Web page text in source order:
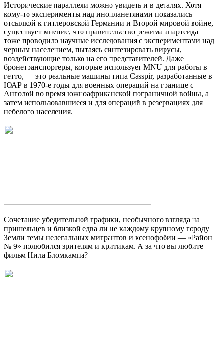
Исторические параллели можно увидеть и в деталях. Хотя
кому-то эксперименты над инопланетянами показались
отсылкой к гитлеровской Германии и Второй мировой войне,
существует мнение, что правительство режима апартеида
тоже проводило научные исследования с экспериментами над
черным населением, пытаясь синтезировать вирусы,
воздействующие только на его представителей. Даже
бронетранспортеры, которые использует MNU для работы в
гетто, — это реальные машины типа Casspir, разработанные в
ЮАР в 1970-е годы для военных операций на границе с
Анголой во время южноафриканской пограничной войны, а
затем использовавшиеся и для операций в резервациях для
небелого населения.
Сочетание убедительной графики, необычного взгляда на
пришельцев и близкой едва ли не каждому крупному городу
Земли темы нелегальных мигрантов и ксенофобии — «Район
№ 9» полюбился зрителям и критикам. А за что вы любите
фильм Нила Бломкампа?